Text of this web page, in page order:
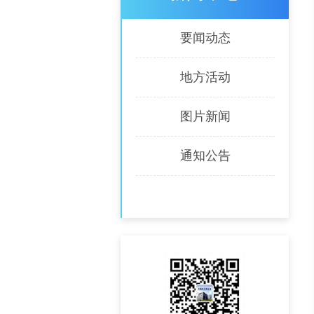
要闻动态
地方活动
图片新闻
通知公告